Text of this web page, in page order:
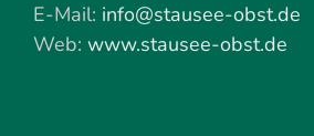
E-Mail: info@stausee-obst.de
Web: www.stausee-obst.de